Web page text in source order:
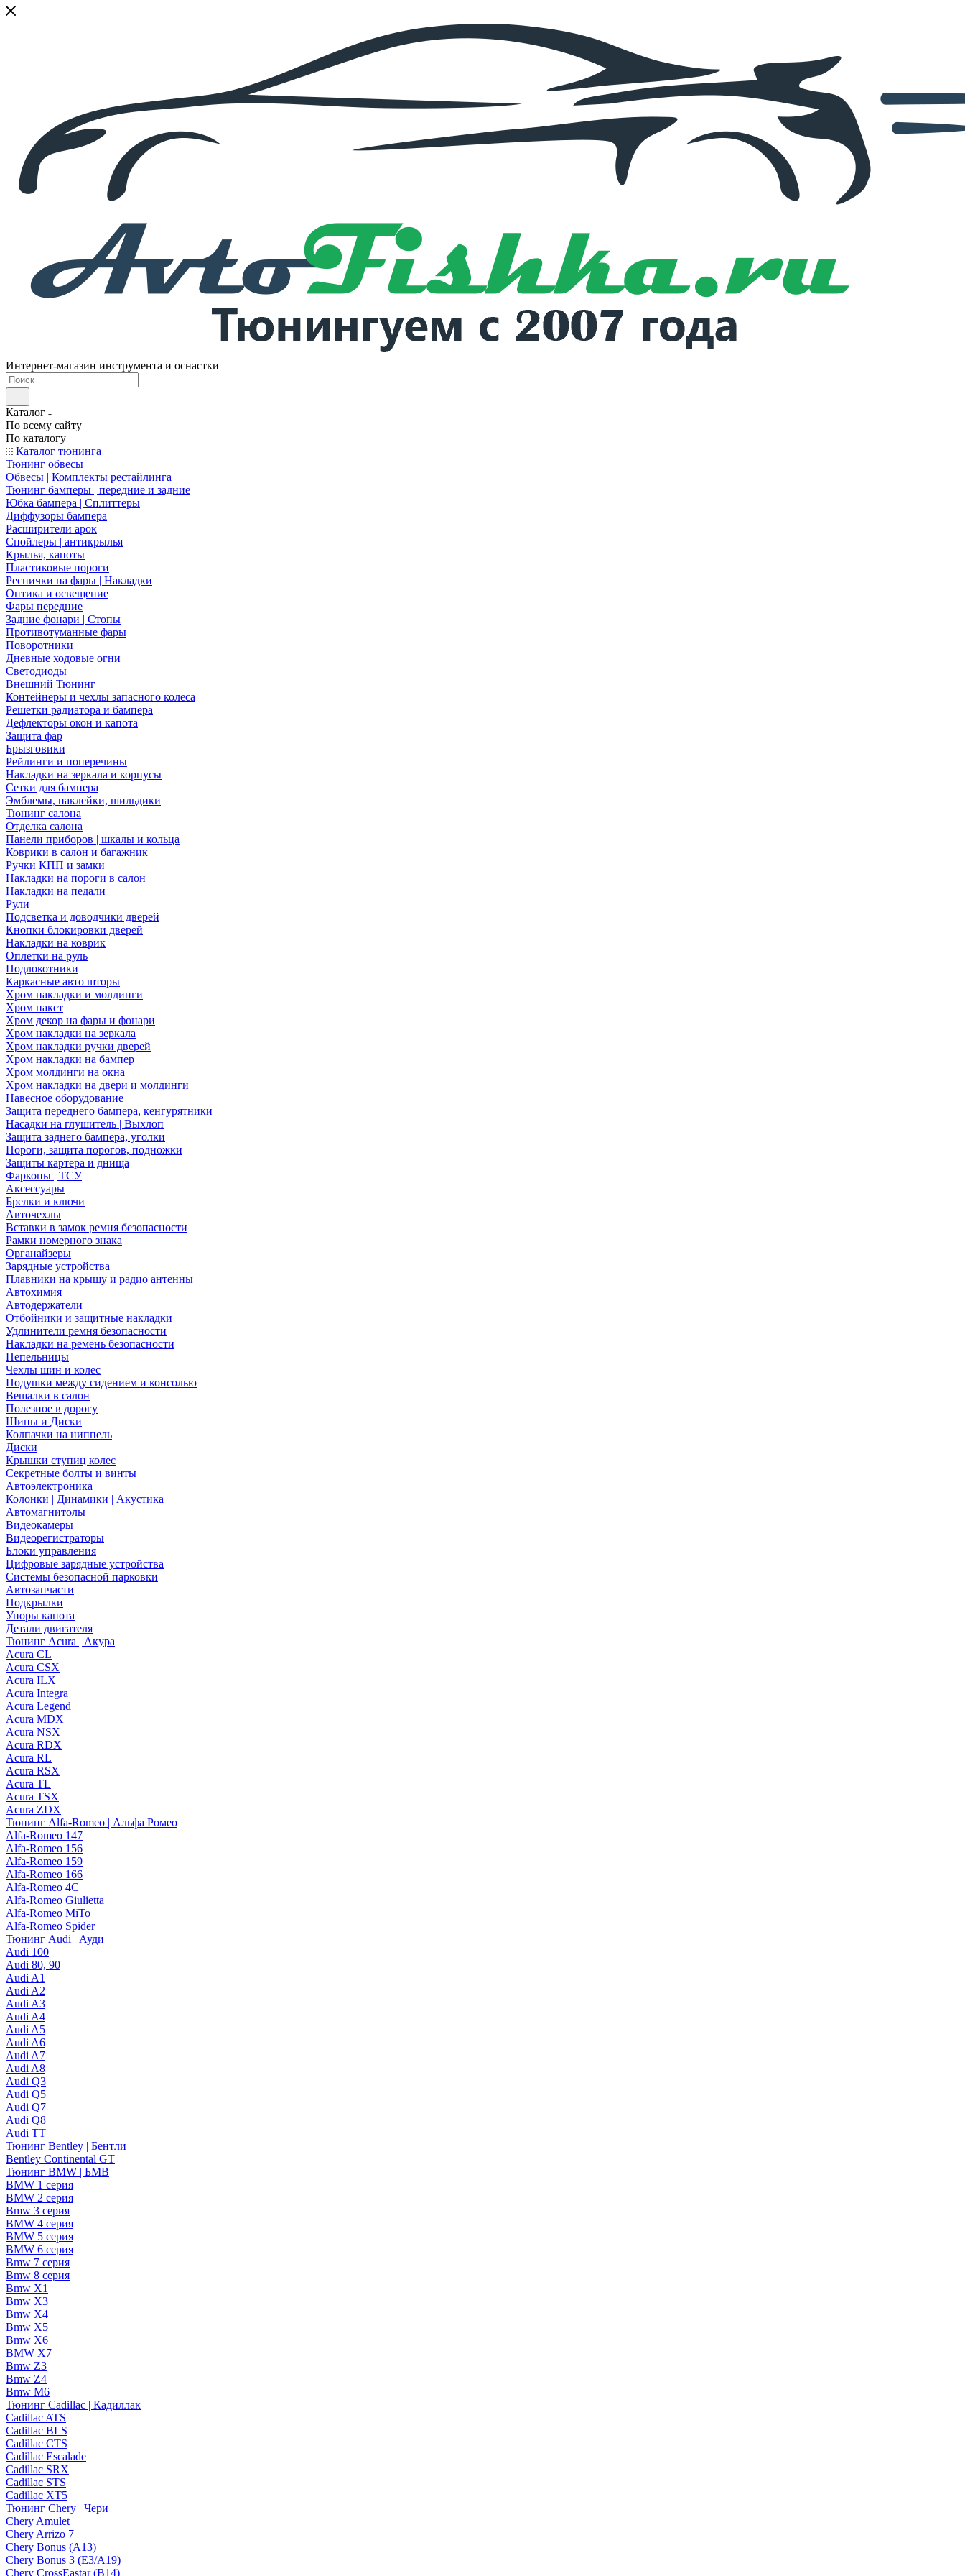
Интернет-магазин инструмента и оснастки
Каталог
По всему сайту
По каталогу
Каталог тюнинга
Тюнинг обвесы
Обвесы | Комплекты рестайлинга
Тюнинг бамперы | передние и задние
Юбка бампера | Сплиттеры
Диффузоры бампера
Расширители арок
Спойлеры | антикрылья
Крылья, капоты
Пластиковые пороги
Реснички на фары | Накладки
Оптика и освещение
Фары передние
Задние фонари | Стопы
Противотуманные фары
Поворотники
Дневные ходовые огни
Светодиоды
Внешний Тюнинг
Контейнеры и чехлы запасного колеса
Решетки радиатора и бампера
Дефлекторы окон и капота
Защита фар
Брызговики
Рейлинги и поперечины
Накладки на зеркала и корпусы
Сетки для бампера
Эмблемы, наклейки, шильдики
Тюнинг салона
Отделка салона
Панели приборов | шкалы и кольца
Коврики в салон и багажник
Ручки КПП и замки
Накладки на пороги в салон
Накладки на педали
Рули
Подсветка и доводчики дверей
Кнопки блокировки дверей
Накладки на коврик
Оплетки на руль
Подлокотники
Каркасные авто шторы
Хром накладки и молдинги
Хром пакет
Хром декор на фары и фонари
Хром накладки на зеркала
Хром накладки ручки дверей
Хром накладки на бампер
Хром молдинги на окна
Хром накладки на двери и молдинги
Навесное оборудование
Защита переднего бампера, кенгурятники
Насадки на глушитель | Выхлоп
Защита заднего бампера, уголки
Пороги, защита порогов, подножки
Защиты картера и днища
Фаркопы | ТСУ
Аксессуары
Брелки и ключи
Авточехлы
Вставки в замок ремня безопасности
Рамки номерного знака
Органайзеры
Зарядные устройства
Плавники на крышу и радио антенны
Автохимия
Автодержатели
Отбойники и защитные накладки
Удлинители ремня безопасности
Накладки на ремень безопасности
Пепельницы
Чехлы шин и колес
Подушки между сидением и консолью
Вешалки в салон
Полезное в дорогу
Шины и Диски
Колпачки на ниппель
Диски
Крышки ступиц колес
Секретные болты и винты
Автоэлектроника
Колонки | Динамики | Акустика
Автомагнитолы
Видеокамеры
Видеорегистраторы
Блоки управления
Цифровые зарядные устройства
Системы безопасной парковки
Автозапчасти
Подкрылки
Упоры капота
Детали двигателя
Тюнинг Acura | Акура
Acura CL
Acura CSX
Acura ILX
Acura Integra
Acura Legend
Acura MDX
Acura NSX
Acura RDX
Acura RL
Acura RSX
Acura TL
Acura TSX
Acura ZDX
Тюнинг Alfa-Romeo | Альфа Ромео
Alfa-Romeo 147
Alfa-Romeo 156
Alfa-Romeo 159
Alfa-Romeo 166
Alfa-Romeo 4C
Alfa-Romeo Giulietta
Alfa-Romeo MiTo
Alfa-Romeo Spider
Тюнинг Audi | Ауди
Audi 100
Audi 80, 90
Audi A1
Audi A2
Audi A3
Audi A4
Audi A5
Audi A6
Audi A7
Audi A8
Audi Q3
Audi Q5
Audi Q7
Audi Q8
Audi TT
Тюнинг Bentley | Бентли
Bentley Continental GT
Тюнинг BMW | БМВ
BMW 1 серия
BMW 2 серия
Bmw 3 серия
BMW 4 серия
BMW 5 серия
BMW 6 серия
Bmw 7 серия
Bmw 8 серия
Bmw X1
Bmw X3
Bmw X4
Bmw X5
Bmw X6
BMW X7
Bmw Z3
Bmw Z4
Bmw М6
Тюнинг Cadillac | Кадиллак
Cadillac ATS
Cadillac BLS
Cadillac CTS
Cadillac Escalade
Cadillac SRX
Cadillac STS
Cadillac XT5
Тюнинг Chery | Чери
Chery Amulet
Chery Arrizo 7
Chery Bonus (A13)
Chery Bonus 3 (E3/A19)
Chery CrossEastar (B14)